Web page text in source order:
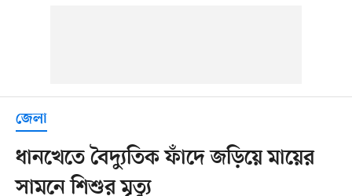
জেলা
ধানখেতে বৈদ্যুতিক ফাঁদে জড়িয়ে মায়ের
সামনে শিশুর মৃত্যু